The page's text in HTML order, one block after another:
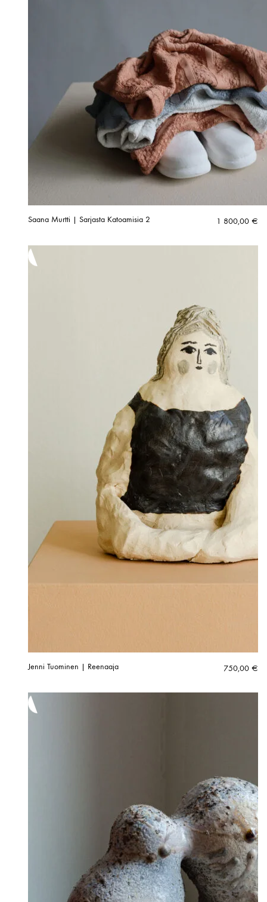
Saana Murtti | Sarjasta Katoamisia 2 1 800,00 €
Jenni Tuominen | Reenaaja 750,00 €